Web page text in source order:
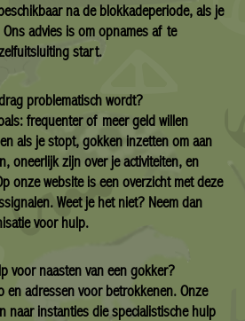
na de blokkadeperiode, als je
advies is om opnames af te
start.
problematisch wordt?
frequenter of meer geld willen
als je stopt, gokken inzetten om aan
oneerlijk zijn over je activiteiten, en
onze website is een overzicht met deze
Weet je het niet? Neem dan
voor hulp.
voor naasten van een gokker?
en adressen voor betrokkenen. Onze
naar instanties die specialistische hulp